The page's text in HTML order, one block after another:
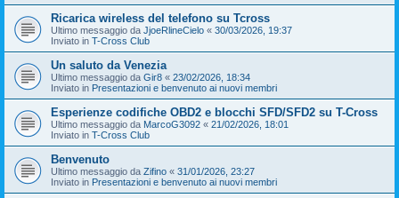
Ricarica wireless del telefono su Tcross
Ultimo messaggio da JjoeRlineCielo « 30/03/2026, 19:37
Inviato in T-Cross Club
Un saluto da Venezia
Ultimo messaggio da Gir8 « 23/02/2026, 18:34
Inviato in Presentazioni e benvenuto ai nuovi membri
Esperienze codifiche OBD2 e blocchi SFD/SFD2 su T-Cross
Ultimo messaggio da MarcoG3092 « 21/02/2026, 18:01
Inviato in T-Cross Club
Benvenuto
Ultimo messaggio da Zifino « 31/01/2026, 23:27
Inviato in Presentazioni e benvenuto ai nuovi membri